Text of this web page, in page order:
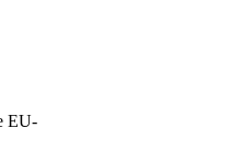
EU-